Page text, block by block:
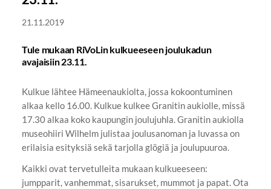
21.11.2019
Tule mukaan RiVoLin kulkueeseen joulukadun
avajaisiin 23.11.
Kulkue lähtee Hämeenaukiolta, jossa kokoontuminen
alkaa kello 16.00. Kulkue kulkee Granitin aukiolle, missä
17.30 alkaa koko kaupungin joulujuhla. Granitin aukiolla
museohiiri Wilhelm julistaa joulusanoman ja luvassa on
erilaisia esityksiä sekä tarjolla glögiä ja joulupuuroa.
Kaikki ovat tervetulleita mukaan kulkueeseen:
jumpparit, vanhemmat, sisarukset, mummot ja papat. Ota